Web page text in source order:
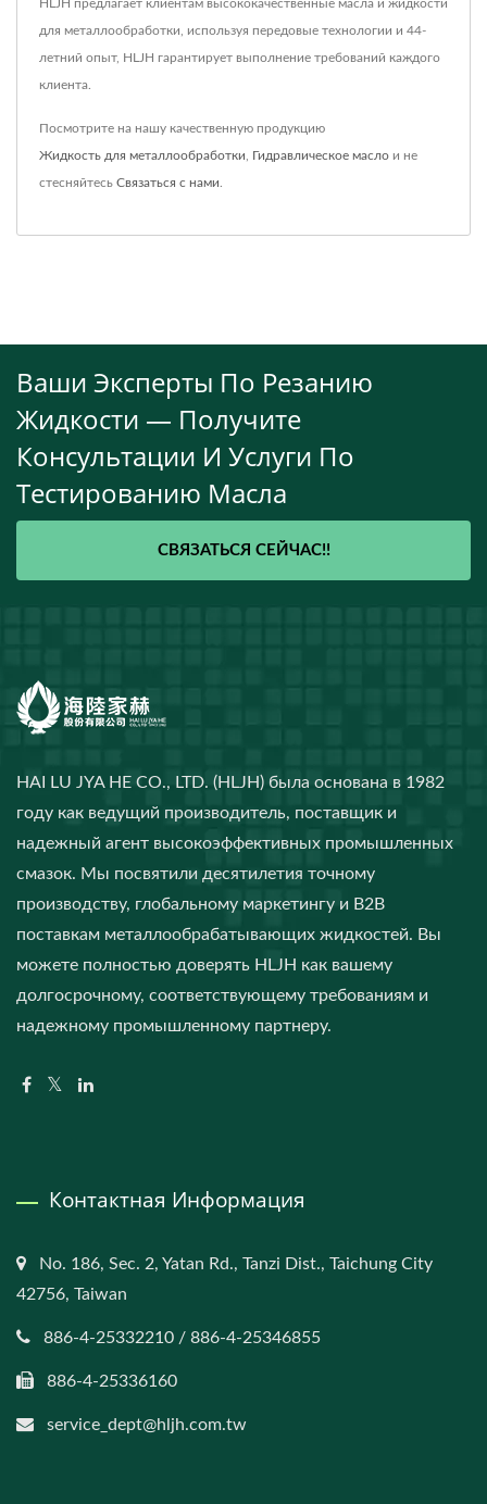
HLJH предлагает клиентам высококачественные масла и жидкости
для металлообработки, используя передовые технологии и 44-
летний опыт, HLJH гарантирует выполнение требований каждого
клиента.
Посмотрите на нашу качественную продукцию
Жидкость для металлообработки Гидравлическое масло и не
стесняйтесь Связаться с нами
Ваши Эксперты По Резанию
Жидкости — Получите
Консультации И Услуги По
Тестированию Масла
СВЯЗАТЬСЯ СЕЙЧАС!!
HAI LU JYA HE CO., LTD. (HLJH) была основана в 1982
году как ведущий производитель, поставщик и
надежный агент высокоэффективных промышленных
смазок. Мы посвятили десятилетия точному
производству, глобальному маркетингу и B2B
поставкам металлообрабатывающих жидкостей. Вы
можете полностью доверять HLJH как вашему
долгосрочному, соответствующему требованиям и
надежному промышленному партнеру.
Контактная Информация
No. 186, Sec. 2, Yatan Rd., Tanzi Dist., Taichung City
42756, Taiwan
886-4-25332210 / 886-4-25346855
886-4-25336160
service_dept@hljh.com.tw